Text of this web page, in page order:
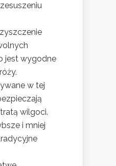
jest wygodne
w tej
wilgoci.
i mniej